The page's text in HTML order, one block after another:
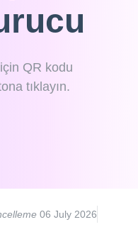
QR kodu
tıklayın.
06 July 2026